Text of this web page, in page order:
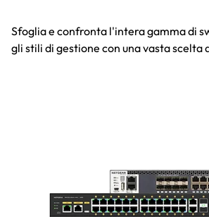
Sfoglia e confronta l'intera gamma di
gli stili di gestione con una vasta scelta